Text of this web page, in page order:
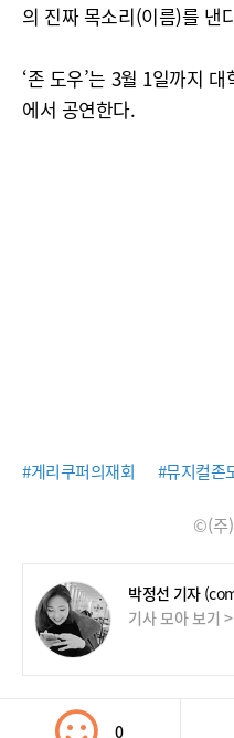
의 진짜 목소리(이름)를 낸
‘존 도우’는 3월 1일까지
에서 공연한다.
#게리쿠퍼의재회 #뮤지컬존
©(주)
박정선 기자
기사 모아 보기 >
0